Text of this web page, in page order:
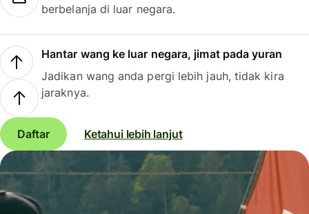
berbelanja di luar negara.
Hantar wang ke luar negara, jimat pada yuran
Jadikan wang anda pergi lebih jauh, tidak kira
jaraknya.
Daftar Ketahui lebih lanjut